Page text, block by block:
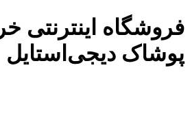
فروشگاه اینترنتی
پوشاک دیجی‌استایل